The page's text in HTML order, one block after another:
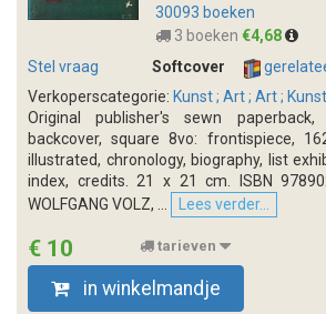
30093 boeken
3 boeken €4,68
Stel vraag
Softcover
Verkoperscategorie: Kunst ; Art ; Art ; Kunst
Original publisher's sewn
backcover, square 8vo: frontispiece,
illustrated, chronology, biography, list
index, credits. 21 x 21 cm. ISBN
WOLFGANG VOLZ, ...
Lees verder...
€ 10 tarieven
in winkelmandje